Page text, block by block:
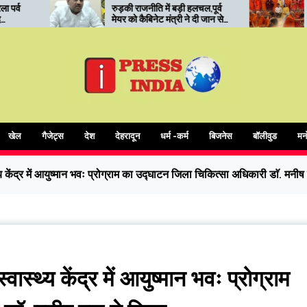
राजनीति में बड़ी हलचल,पूर्व
कैबिनेट मंत्री ने दी जान से
की धमकी
रुड़की में कोर यूनिवर्सिटी का
‘सनातन मंथन’: संत सम्मेलन में
आध्यात्मिक शिक्षा और संस्कारों पर
खेल गैजेट्स देश देहरादून धर्म -कर्म बिजनेस बॉलीवुड
में आयुष्मान भवः प्रोग्राम का उद्घाटन जिला चिकित्सा अधिकारी डाॅ. मनीष
केंद्र में आयुष्मान भवः प्रोग्राम